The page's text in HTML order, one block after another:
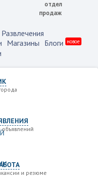
отдел
продаж
Развлечения
Магазины Блоги новое
объявлений
и резюме